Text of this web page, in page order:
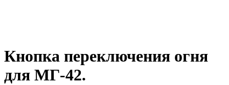
Кнопка переключения огня
для МГ-42.